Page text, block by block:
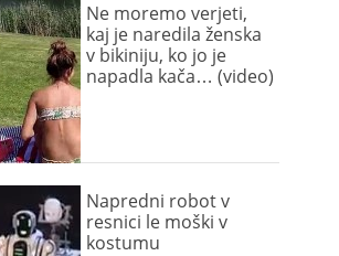
Ne moremo verjeti,
kaj je naredila ženska
v bikiniju, ko jo je
napadla kača… (video)
Napredni robot v
resnici le moški v
kostumu